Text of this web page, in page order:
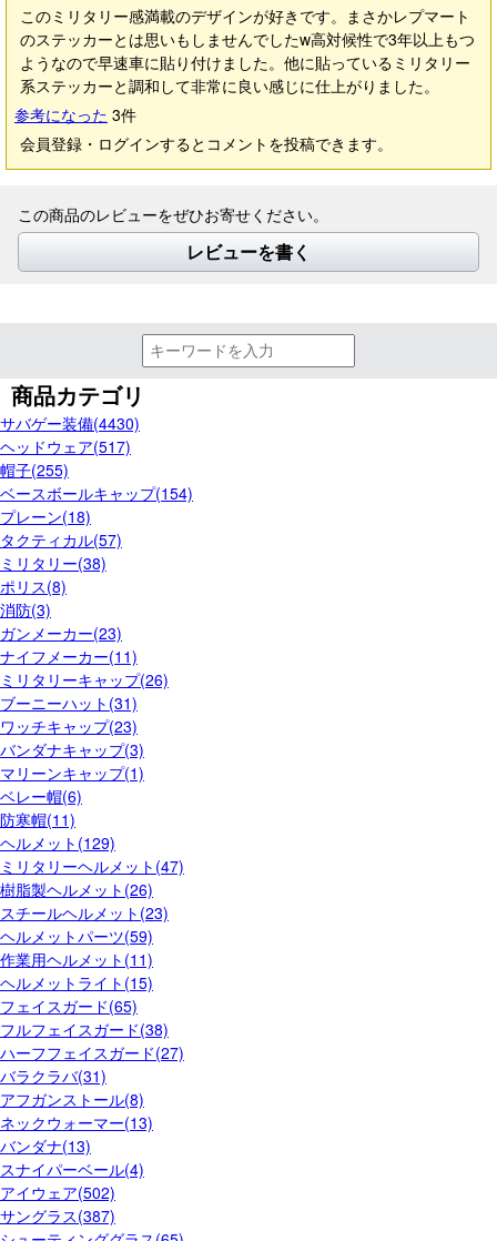
このミリタリー感満載のデザインが好きです。まさかレプマート
のステッカーとは思いもしませんでしたw高対候性で3年以上もつ
ようなので早速車に貼り付けました。他に貼っているミリタリー
系ステッカーと調和して非常に良い感じに仕上がりました。
参考になった 3件
会員登録・ログインするとコメントを投稿できます。
この商品のレビューをぜひお寄せください。
レビューを書く
商品カテゴリ
サバゲー装備(4430)
ヘッドウェア(517)
帽子(255)
ベースボールキャップ(154)
プレーン(18)
タクティカル(57)
ミリタリー(38)
ポリス(8)
消防(3)
ガンメーカー(23)
ナイフメーカー(11)
ミリタリーキャップ(26)
ブーニーハット(31)
ワッチキャップ(23)
バンダナキャップ(3)
マリーンキャップ(1)
ベレー帽(6)
防寒帽(11)
ヘルメット(129)
ミリタリーヘルメット(47)
樹脂製ヘルメット(26)
スチールヘルメット(23)
ヘルメットパーツ(59)
作業用ヘルメット(11)
ヘルメットライト(15)
フェイスガード(65)
フルフェイスガード(38)
ハーフフェイスガード(27)
バラクラバ(31)
アフガンストール(8)
ネックウォーマー(13)
バンダナ(13)
スナイパーベール(4)
アイウェア(502)
サングラス(387)